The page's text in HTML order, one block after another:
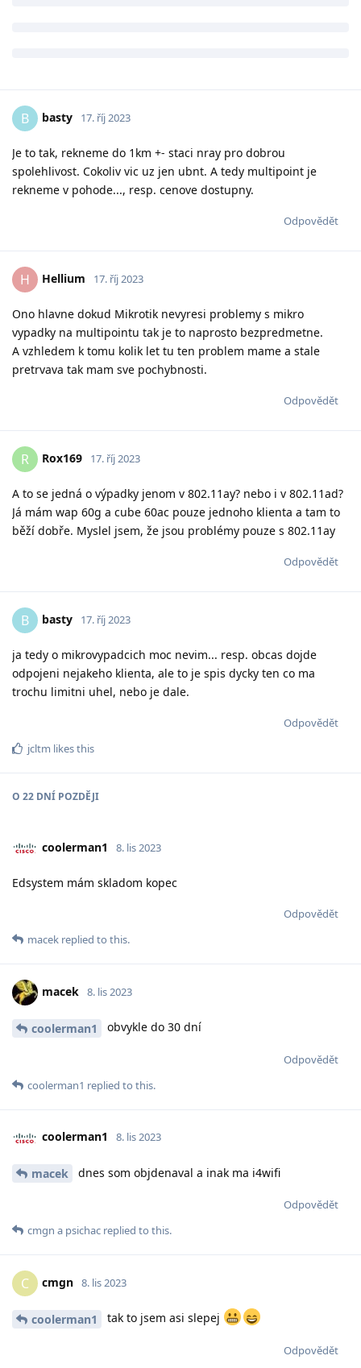
B basty 17. říj 2023
Je to tak, rekneme do 1km +- staci nray pro dobrou
spolehlivost. Cokoliv vic uz jen ubnt. A tedy multipoint je
rekneme v pohode..., resp. cenove dostupny.
Odpovědět
H Hellium 17. říj 2023
Ono hlavne dokud Mikrotik nevyresi problemy s mikro
vypadky na multipointu tak je to naprosto bezpredmetne.
A vzhledem k tomu kolik let tu ten problem mame a stale
pretrvava tak mam sve pochybnosti.
Odpovědět
R Rox169 17. říj 2023
A to se jedná o výpadky jenom v 802.11ay? nebo i v 802.11ad?
Já mám wap 60g a cube 60ac pouze jednoho klienta a tam to
běží dobře. Myslel jsem, že jsou problémy pouze s 802.11ay
Odpovědět
B basty 17. říj 2023
ja tedy o mikrovypadcich moc nevim... resp. obcas dojde
odpojeni nejakeho klienta, ale to je spis dycky ten co ma
trochu limitni uhel, nebo je dale.
Odpovědět
jcltm likes this
O 22 DNÍ POZDĚJI
coolerman1 8. lis 2023
Edsystem mám skladom kopec
Odpovědět
macek replied to this.
macek 8. lis 2023
coolerman1 obvykle do 30 dní
Odpovědět
coolerman1 replied to this.
coolerman1 8. lis 2023
macek dnes som objdenaval a inak ma i4wifi
Odpovědět
cmgn a psichac replied to this.
C cmgn 8. lis 2023
coolerman1 tak to jsem asi slepej
Odpovědět